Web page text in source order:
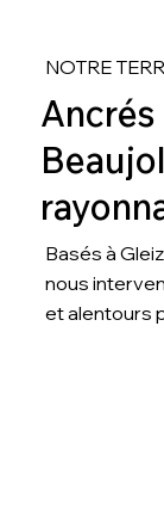
NOTRE
Ancrés
Basés à
nous
et alentours